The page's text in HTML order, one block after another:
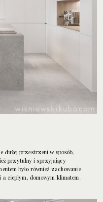
dużej przestrzeni w sposób,
przytulny i sprzyjający
było również zachowanie
ciepłym, domowym klimatem.